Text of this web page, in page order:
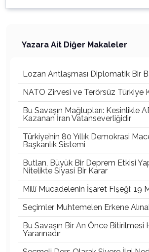
Yazara Ait Diğer Makaleler
Lozan Antlaşması Diplomatik Bir
NATO Zirvesi ve Terörsüz Türkiye
Bu Savaşın Mağlupları: Kesinlikle
Kazanan İran Vatanseverliğidir
Türkiye’nin 80 Yıllık Demokrasi
Başkanlık Sistemi
Butlan, Büyük Bir Deprem Etkisi
Nitelikte Siyasi Bir Karar
Millî Mücadelenin İşaret Fişeği: 19
Seçimler Muhtemelen Erkene
Bu Savaşın Bir An Önce Bitirilmesi
Yararınadır